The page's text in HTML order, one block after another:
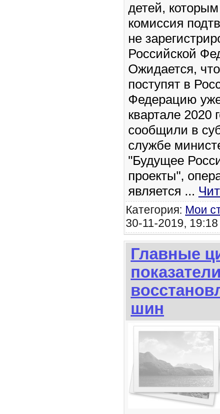
детей,
комиссия
не
Российской
Ожидается,
поступят в
Федерацию
квартале 2020
сообщили в
службе
"Будущее
проекты",
является ...
Категория: Мои
30-11-2019,
Главные
шин